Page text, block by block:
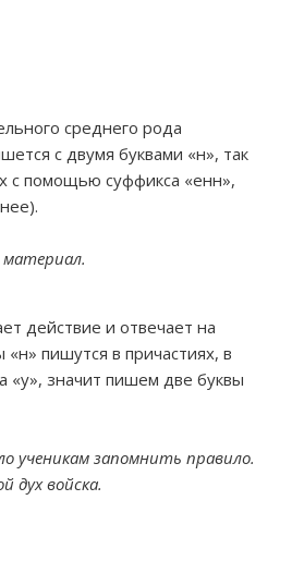
среднего рода
с двумя буквами «н», так
с помощью суффикса «енн»,
материал.
действие и отвечает на
пишутся в причастиях, в
«у», значит пишем две буквы
ученикам запомнить правило.
дух войска.